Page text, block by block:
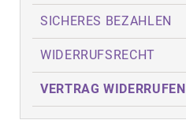
SICHERES BEZAHLEN
WIDERRUFSRECHT
VERTRAG WIDERRUFEN